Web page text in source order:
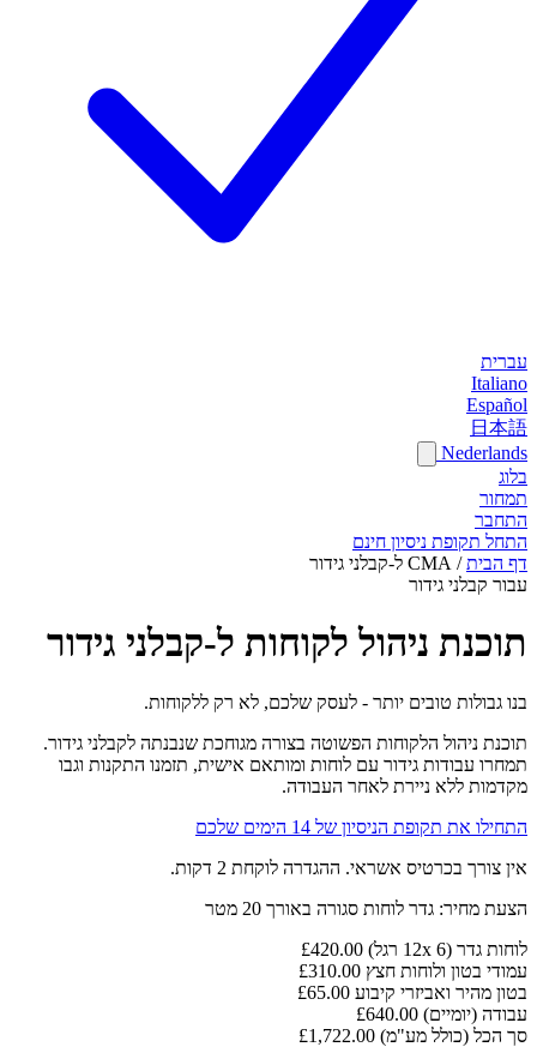
עברית
Italiano
Español
日本語
Nederlands
בלוג
תמחור
התחבר
התחל תקופת ניסיון חינם
דף הבית / CMA ל-קבלני גידור
עבור קבלני גידור
תוכנת ניהול לקוחות ל-קבלני גידור
בנו גבולות טובים יותר - לעסק שלכם, לא רק ללקוחות.
תוכנת ניהול הלקוחות הפשוטה בצורה מגוחכת שנבנתה לקבלני גידור.
תמחרו עבודות גידור עם לוחות ומותאם אישית, תזמנו התקנות וגבו
מקדמות ללא ניירת לאחר העבודה.
התחילו את תקופת הניסיון של 14 הימים שלכם
אין צורך בכרטיס אשראי. ההגדרה לוקחת 2 דקות.
הצעת מחיר: גדר לוחות סגורה באורך 20 מטר
לוחות גדר (12x 6 רגל)
£420.00
עמודי בטון ולוחות חצץ £310.00
בטון מהיר ואביזרי קיבוע £65.00
עבודה (יומיים) £640.00
סך הכל (כולל מע"מ) £1,722.00